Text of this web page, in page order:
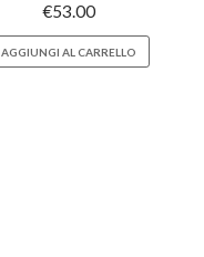
€53.00
AGGIUNGI AL CARRELLO